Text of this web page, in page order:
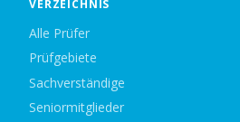
VERZEICHNIS
Alle Prüfer
Prüfgebiete
Sachverständige
Seniormitglieder